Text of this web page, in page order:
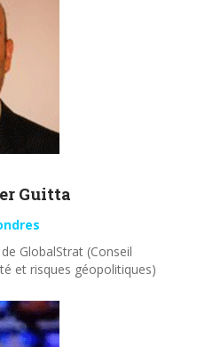
Guitta
GlobalStrat (Conseil
et risques géopolitiques)